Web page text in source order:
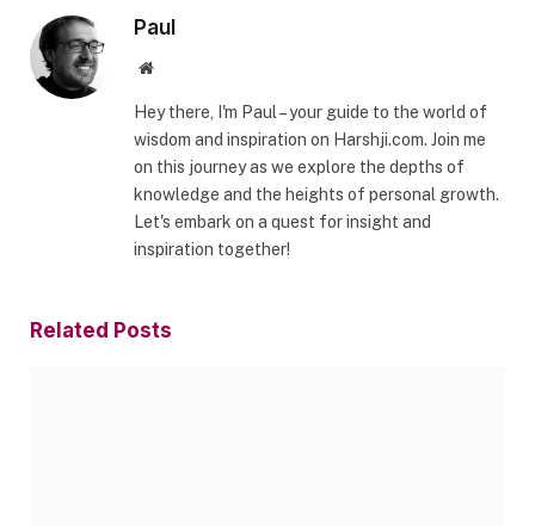
Paul
Website
Hey there, I'm Paul – your guide to the world of
wisdom and inspiration on Harshji.com. Join me
on this journey as we explore the depths of
knowledge and the heights of personal growth.
Let's embark on a quest for insight and
inspiration together!
Related Posts